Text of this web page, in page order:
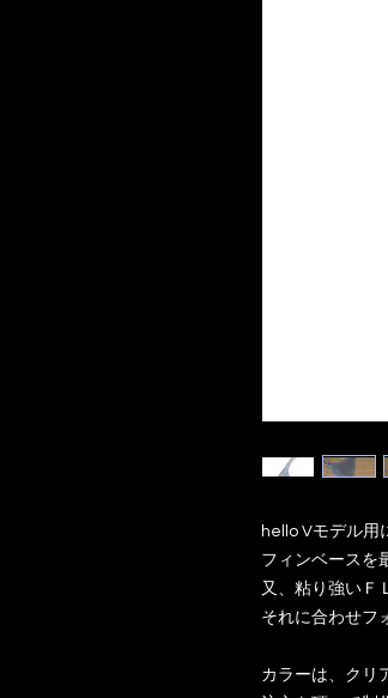
hello Vモデル用
フィンベースを
又、粘り強いＦ
それに合わせフ
カラーは、クリ